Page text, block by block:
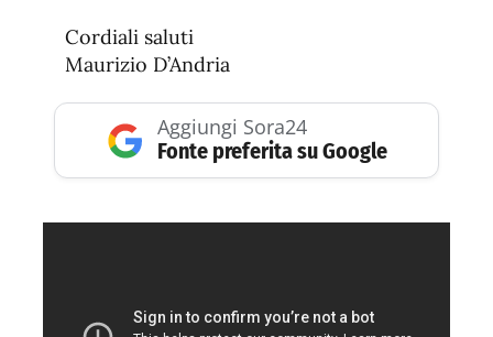
Cordiali saluti
Maurizio D’Andria
Aggiungi Sora24
Fonte preferita su Google